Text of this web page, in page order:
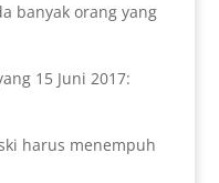
banyak orang yang
15 Juni 2017:
harus menempuh